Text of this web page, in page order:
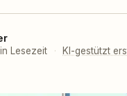
Lesezeit · KI-gestützt